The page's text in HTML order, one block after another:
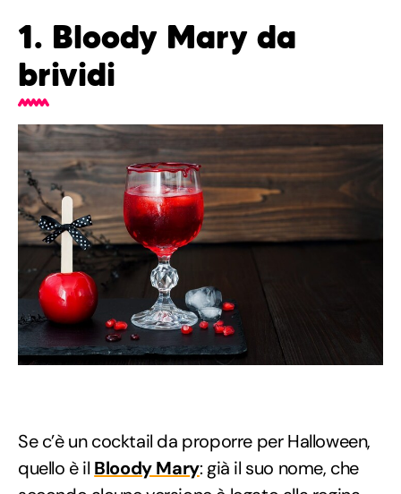
1. Bloody Mary da
brividi
Se c’è un cocktail da proporre per Halloween,
quello è il Bloody Mary: già il suo nome, che